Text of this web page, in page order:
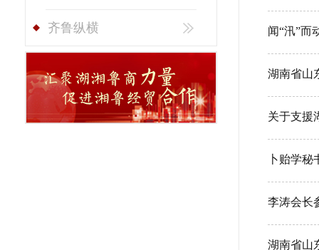
齐鲁纵横 闻“汛”而
湖南省山
关于支援
卜贻学